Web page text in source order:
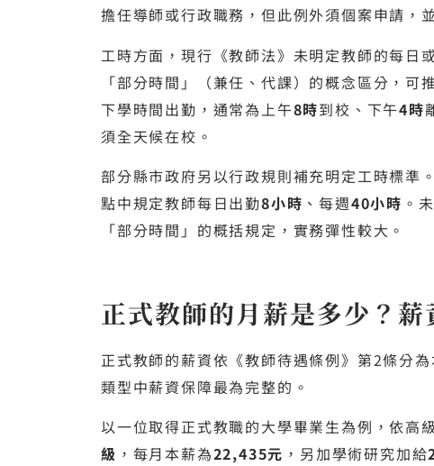
擔任導師或行政職務，但此例外須個案申請，
工時方面，現行《教師法》未明定教師的每日
「部分時間」（兼任、代課）的概念區分，
下學時間出勤，通常為上午8時到校、下午4時
須全天候在校。
部分縣市政府另以行政規則補充明定工時標準
點中規定教師每日出勤8小時 、每週40小時 。
「部分時間」的概括規定，實務彈性較大。
正式教師的月薪是多少？薪
正式教師的薪資依《教師待遇條例》第2條分
類型中薪資保障最為完整的。
以一位取得正式教職的大學畢業生為例，依高
級 ，每月本薪為22,435元 ，另加學術研究加給